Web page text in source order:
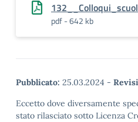
pdf - 642 kb
Pubblicato: 25.03.2024 -
Eccetto dove diversamente
stato rilasciato sotto Licenza